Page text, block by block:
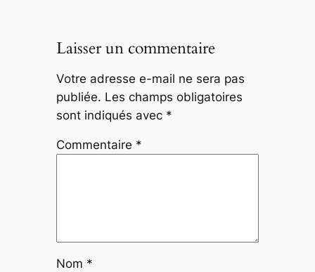
Laisser un commentaire
Votre adresse e-mail ne sera pas
publiée. Les champs obligatoires
sont indiqués avec *
Commentaire *
Nom *